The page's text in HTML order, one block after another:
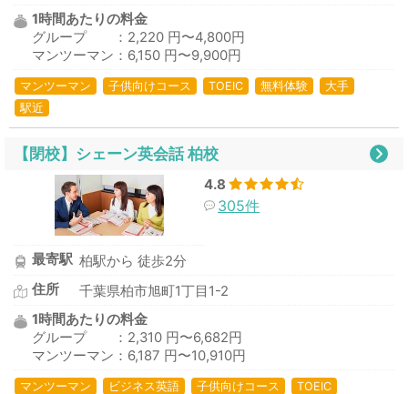
1時間あたりの料金
グループ ：2,220 円〜4,800円
マンツーマン：6,150 円〜9,900円
マンツーマン 子供向けコース TOEIC 無料体験
大手
駅近
【閉校】シェーン英会話 柏校
4.8
305件
最寄駅 柏駅から 徒歩2分
住所
千葉県柏市旭町1丁目1-2
1時間あたりの料金
グループ ：2,310 円〜6,682円
マンツーマン：6,187 円〜10,910円
マンツーマン ビジネス英語 子供向けコース
TOEIC